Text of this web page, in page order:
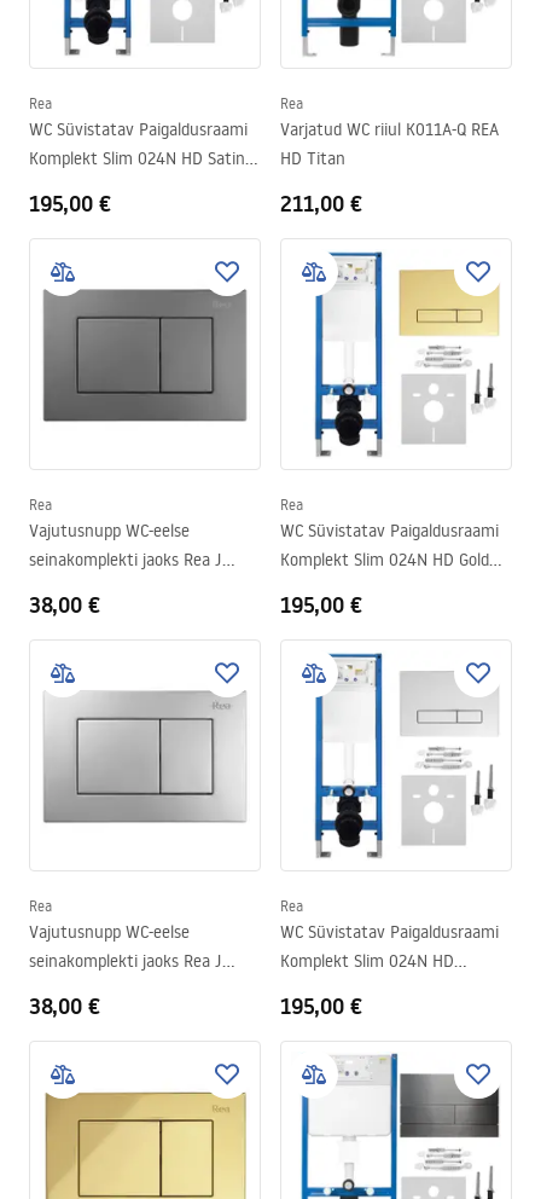
Rea
WC Süvistatav Paigaldusraami
Komplekt Slim 024N HD Satin
195,00 €
Rea
Varjatud WC riiul K011A-Q REA
HD Titan
211,00 €
Rea
Vajutusnupp WC-eelse
seinakomplekti jaoks Rea J
38,00 €
Rea
WC Süvistatav Paigaldusraami
Komplekt Slim 024N HD Gold
195,00 €
Rea
Vajutusnupp WC-eelse
seinakomplekti jaoks Rea J
38,00 €
Rea
WC Süvistatav Paigaldusraami
Komplekt Slim 024N HD
195,00 €